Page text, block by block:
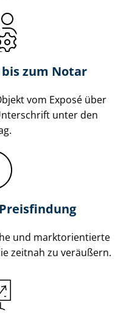
zum Notar
vom Exposé über
unter den
und markt­ori­en­tier­te
zeitnah zu veräußern.